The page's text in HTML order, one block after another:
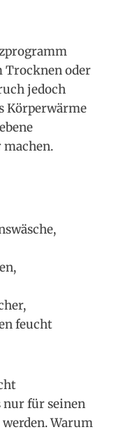
Trocknen oder
jedoch
Körperwärme
feucht
nur für seinen
Warum